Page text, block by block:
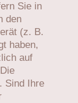
Sie in
den
(z. B.
haben,
auf
Sind Ihre